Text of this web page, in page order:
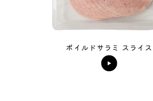
ボイルドサラミ スライス